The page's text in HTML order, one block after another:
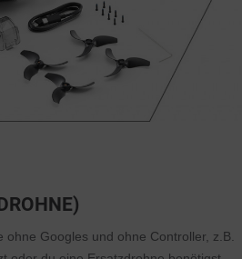
ohne Googles und ohne Controller, z.B.